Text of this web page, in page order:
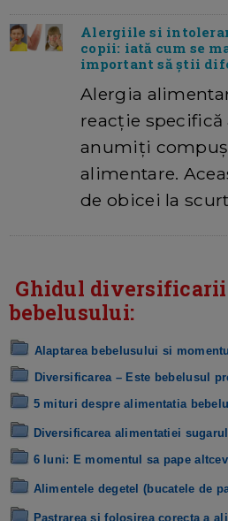
Alergiile si
copii: iată cum se
important să știi
Alergia
reacție
anumiți
alimentare.
de obicei la
Ghidul
bebelusului:
Alaptarea bebelusului si
Diversificarea – Este bebelusul
5 mituri despre alimentatia
Diversificarea alimentatiei
6 luni: E momentul sa pape
Alimentele degetel (bucatele de
Pastrarea si folosirea corecta a